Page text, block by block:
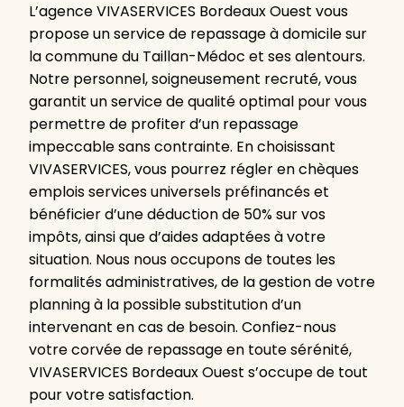
L’agence VIVASERVICES Bordeaux Ouest vous
propose un service de repassage à domicile sur
la commune du Taillan-Médoc et ses alentours.
Notre personnel, soigneusement recruté, vous
garantit un service de qualité optimal pour vous
permettre de profiter d’un repassage
impeccable sans contrainte. En choisissant
VIVASERVICES, vous pourrez régler en chèques
emplois services universels préfinancés et
bénéficier d’une déduction de 50% sur vos
impôts, ainsi que d’aides adaptées à votre
situation. Nous nous occupons de toutes les
formalités administratives, de la gestion de votre
planning à la possible substitution d’un
intervenant en cas de besoin. Confiez-nous
votre corvée de repassage en toute sérénité,
VIVASERVICES Bordeaux Ouest s’occupe de tout
pour votre satisfaction.